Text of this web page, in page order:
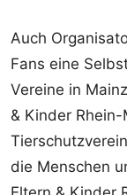
Auch
Fans eine
Vereine in
& Kinder
die Menschen